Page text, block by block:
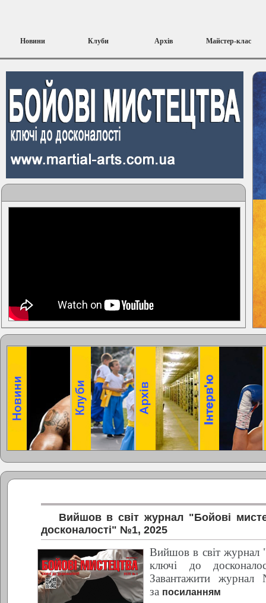
Новини Клуби Архів Майстер-клас
Вийшов в світ журнал "Бойові
досконалості" №1, 2025
Вийшов в світ журнал
ключі до
Завантажити
за посиланням